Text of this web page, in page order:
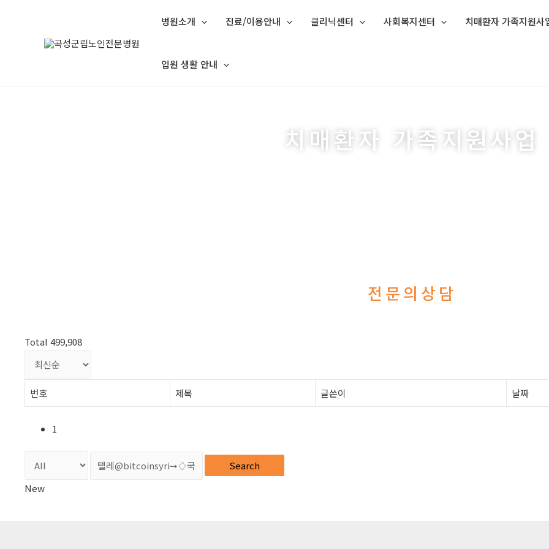
병원소개 진료/이용안내 클리닉센터 사회복지센터 치매환자 가족지원사
입원 생활 안내
치매환자 가족지원사업
전문의상담
Total 499,908
번호 제목 글쓴이 날짜
1
Search
New